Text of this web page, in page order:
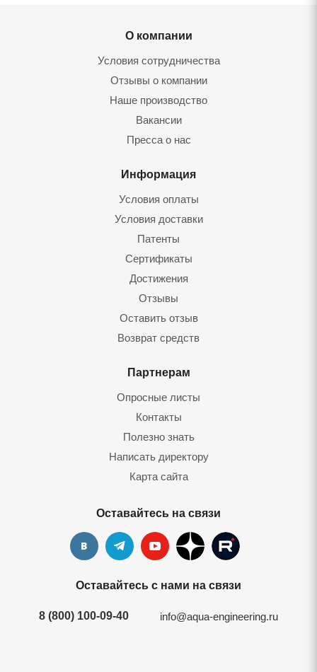
О компании
Условия сотрудничества
Отзывы о компании
Наше производство
Вакансии
Пресса о нас
Информация
Условия оплаты
Условия доставки
Патенты
Сертификаты
Достижения
Отзывы
Оставить отзы
Возврат средст
Партнерам
Опросные листы
Контакты
Полезно знать
Написать директору
Карта сайта
Оставайтесь на связи
Оставайтесь с нами на связи
8 (800) 100-09-40 info@aqua-engineering.ru